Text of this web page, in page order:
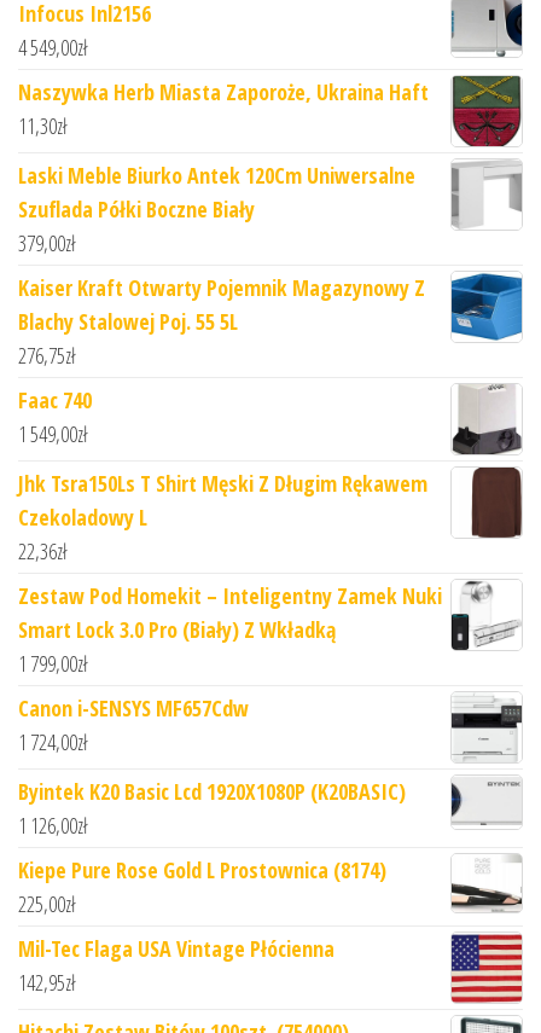
Infocus Inl2156
4 549,00zł
Naszywka Herb Miasta Zaporoże, Ukraina Haft
11,30zł
Laski Meble Biurko Antek 120Cm Uniwersalne
Szuflada Półki Boczne Biały
379,00zł
Kaiser Kraft Otwarty Pojemnik Magazynowy Z
Blachy Stalowej Poj. 55 5L
276,75zł
Faac 740
1 549,00zł
Jhk Tsra150Ls T Shirt Męski Z Długim Rękawem
Czekoladowy L
22,36zł
Zestaw Pod Homekit – Inteligentny Zamek Nuki
Smart Lock 3.0 Pro (Biały) Z Wkładką
1 799,00zł
Canon i-SENSYS MF657Cdw
1 724,00zł
Byintek K20 Basic Lcd 1920X1080P (K20BASIC)
1 126,00zł
Kiepe Pure Rose Gold L Prostownica (8174)
225,00zł
Mil-Tec Flaga USA Vintage Płócienna
142,95zł